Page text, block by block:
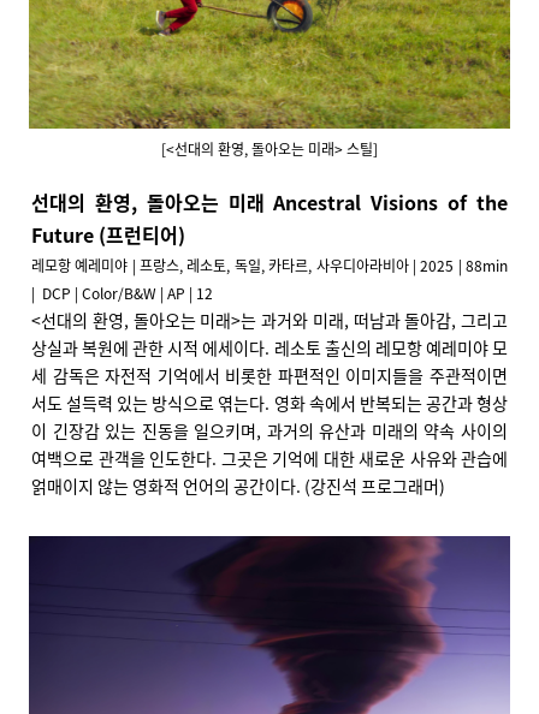
[<선대의 환영, 돌아오는 미래> 스틸]
선대의 환영, 돌아오는 미래 Ancestral Visions of the
Future (프런티어)
레모항 예레미야 | 프랑스, 레소토, 독일, 카타르, 사우디아라비아 | 2025 | 88min
| DCP | Color/B&W | AP | 12
<선대의 환영, 돌아오는 미래>는 과거와 미래, 떠남과 돌아감, 그리고
상실과 복원에 관한 시적 에세이다. 레소토 출신의 레모항 예레미야 모
세 감독은 자전적 기억에서 비롯한 파편적인 이미지들을 주관적이면
서도 설득력 있는 방식으로 엮는다. 영화 속에서 반복되는 공간과 형상
이 긴장감 있는 진동을 일으키며, 과거의 유산과 미래의 약속 사이의
여백으로 관객을 인도한다. 그곳은 기억에 대한 새로운 사유와 관습에
얽매이지 않는 영화적 언어의 공간이다. (강진석 프로그래머)